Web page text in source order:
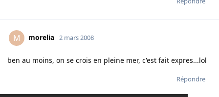
M morelia 2 mars 2008
ben au moins, on se crois en pleine mer, c'est fait expres...lol
Répondre